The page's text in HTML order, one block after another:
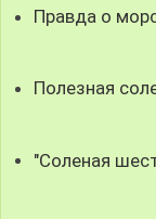
Правда о
Полезная
"Соленая